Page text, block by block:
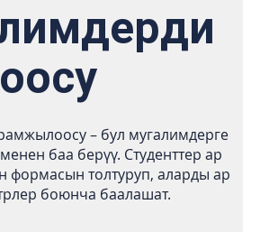
– бул мугалимдерге
баа берүү. Студенттер ар
формасын толтуруп, аларды ар
боюнча баалашат.